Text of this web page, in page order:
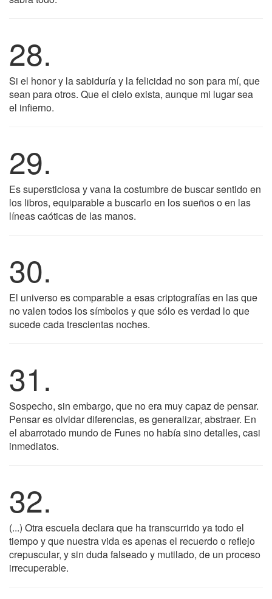
28.
Si el honor y la sabiduría y la felicidad no son para mí, que
sean para otros. Que el cielo exista, aunque mi lugar sea
el infierno.
29.
Es supersticiosa y vana la costumbre de buscar sentido en
los libros, equiparable a buscarlo en los sueños o en las
líneas caóticas de las manos.
30.
El universo es comparable a esas criptografías en las que
no valen todos los símbolos y que sólo es verdad lo que
sucede cada trescientas noches.
31.
Sospecho, sin embargo, que no era muy capaz de pensar.
Pensar es olvidar diferencias, es generalizar, abstraer. En
el abarrotado mundo de Funes no había sino detalles, casi
inmediatos.
32.
(...) Otra escuela declara que ha transcurrido ya todo el
tiempo y que nuestra vida es apenas el recuerdo o reflejo
crepuscular, y sin duda falseado y mutilado, de un proceso
irrecuperable.